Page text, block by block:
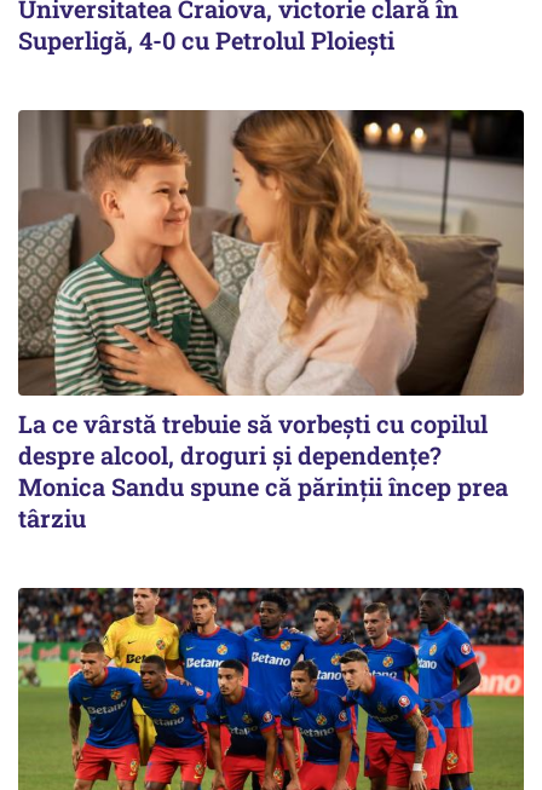
Universitatea Craiova, victorie clară în
Superligă, 4-0 cu Petrolul Ploieşti
La ce vârstă trebuie să vorbești cu copilul
despre alcool, droguri și dependențe?
Monica Sandu spune că părinții încep prea
târziu